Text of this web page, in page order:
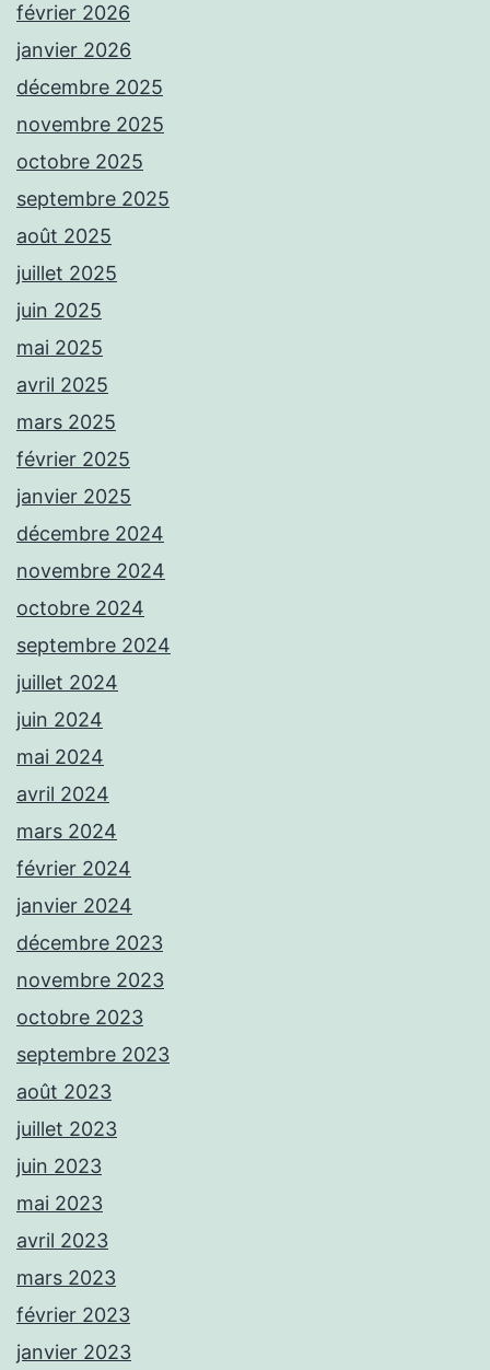
février 2026
janvier 2026
décembre 2025
novembre 2025
octobre 2025
septembre 2025
août 2025
juillet 2025
juin 2025
mai 2025
avril 2025
mars 2025
février 2025
janvier 2025
décembre 2024
novembre 2024
octobre 2024
septembre 2024
juillet 2024
juin 2024
mai 2024
avril 2024
mars 2024
février 2024
janvier 2024
décembre 2023
novembre 2023
octobre 2023
septembre 2023
août 2023
juillet 2023
juin 2023
mai 2023
avril 2023
mars 2023
février 2023
janvier 2023